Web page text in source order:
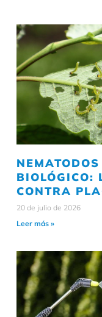
BIOLÓGICO:
CONTRA
20 de julio de 2026
Leer más »